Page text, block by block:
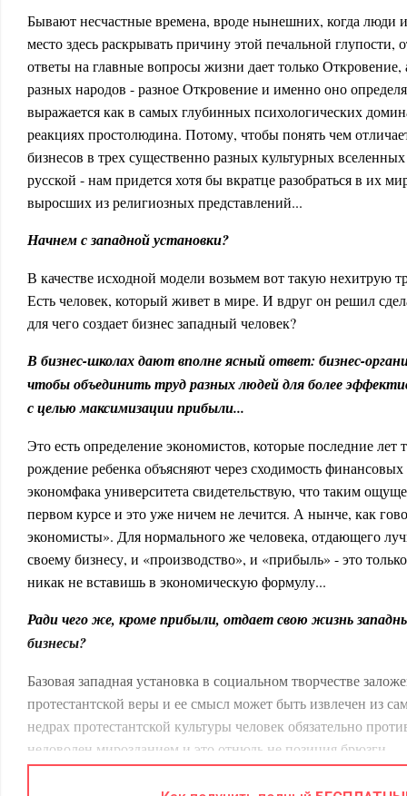
Бывают несчастные времена, вроде нынешних, когда люди
место здесь раскрывать причину этой печальной глупости,
ответы на главные вопросы жизни дает только
разных народов - разное Откровение и именно оно
выражается как в самых глубинных психологических
реакциях простолюдина. Потому, чтобы понять чем
бизнесов в трех существенно разных культурных
русской - нам придется хотя бы вкратце разобраться в их
выросших из религиозных представлений...
Начнем с западной установки?
В качестве исходной модели возьмем вот такую нехитрую
Есть человек, который живет в мире. И вдруг он решил
для чего создает бизнес западный человек?
В бизнес-школах дают вполне ясный ответ: бизнес-
чтобы объединить труд разных людей для более
с целью максимизации прибыли...
Это есть определение экономистов, которые последние лет
рождение ребенка объясняют через сходимость
экономфака университета свидетельствую, что таким
первом курсе и это уже ничем не лечится. А нынче, как
экономисты». Для нормального же человека, отдающего
своему бизнесу, и «производство», и «прибыль» - это
никак не вставишь в экономическую формулу...
Ради чего же, кроме прибыли, отдает свою жизнь
бизнесы?
Базовая западная установка в социальном творчестве
протестантской веры и ее смысл может быть извлечен из
недрах протестантской культуры человек обязательно
недоволен мирозданием и это отнюдь не позиция брюзги.